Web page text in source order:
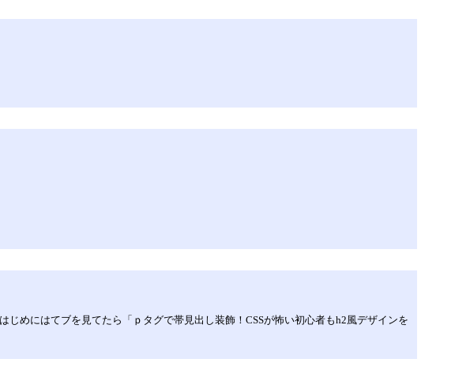
めにはてブを見てたら「ｐタグで帯見出し装飾！CSSが怖い初心者もh2風デザインを